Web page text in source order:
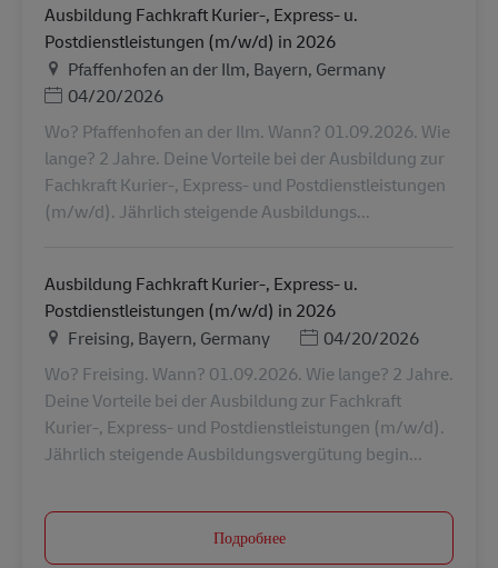
Ausbildung Fachkraft Kurier-, Express- u.
Postdienstleistungen (m/w/d) in 2026
Местоположение
Pfaffenhofen an der Ilm, Bayern, Germany
Дата публикации
04/20/2026
Wo? Pfaffenhofen an der Ilm. Wann? 01.09.2026. Wie
lange? 2 Jahre. Deine Vorteile bei der Ausbildung zur
Fachkraft Kurier-, Express- und Postdienstleistungen
(m/w/d). Jährlich steigende Ausbildungs...
Ausbildung Fachkraft Kurier-, Express- u.
Postdienstleistungen (m/w/d) in 2026
Местоположение
Freising, Bayern, Germany Дата публикации
04/20/2026
Wo? Freising. Wann? 01.09.2026. Wie lange? 2 Jahre.
Deine Vorteile bei der Ausbildung zur Fachkraft
Kurier-, Express- und Postdienstleistungen (m/w/d).
Jährlich steigende Ausbildungsvergütung begin...
Подробнее